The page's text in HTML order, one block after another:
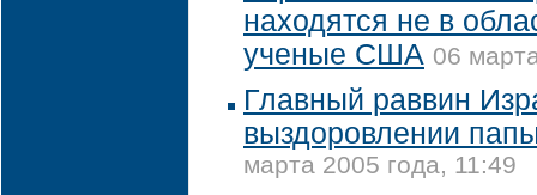
находятся не в
ученые США 06
Главный раввин
выздоровлении
марта 2005 года, 11:49